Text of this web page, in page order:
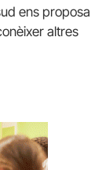
ens proposa
altres